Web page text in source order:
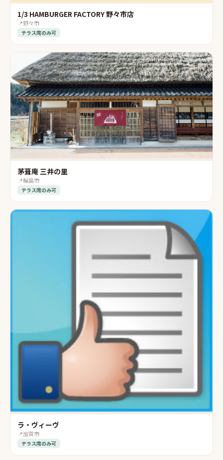
1/3 HAMBURGER FACTORY 野々市店
📍野々市
テラス席のみ可
茅葺庵 三井の里
📍輪島市
テラス席のみ可
ラ・ヴィーヴ
📍加賀市
テラス席のみ可